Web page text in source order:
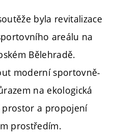
byla revitalizace
areálu na
Bělehradě.
moderní sportovně-
na ekologická
prostor a propojení
prostředím.